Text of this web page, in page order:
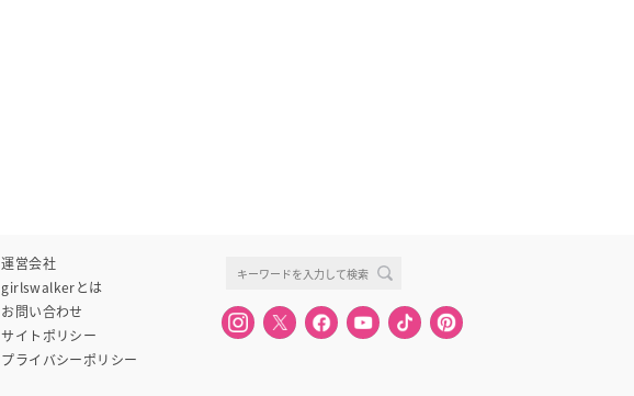
運営会社
girlswalkerとは
お問い合わせ
サイトポリシー
プライバシーポリシー